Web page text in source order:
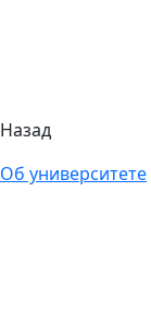
Назад
Об университете